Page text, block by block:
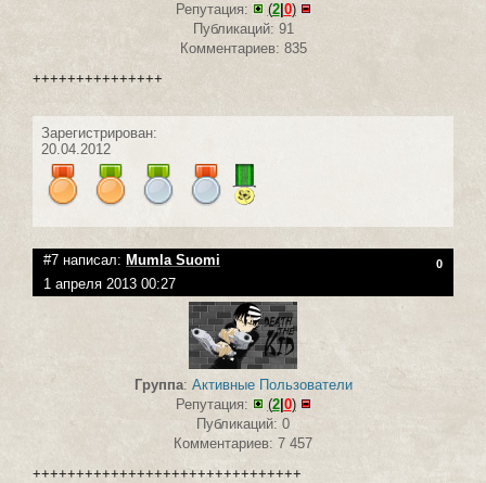
Репутация:
(2| 0)
Публикаций: 91
Комментариев: 835
+++++++++++++++
Зарегистрирован:
20.04.2012
#7 написал: Mumla Suomi 0
1 апреля 2013 00:27
Группа: Активные Пользователи
Репутация:
(2| 0)
Публикаций: 0
Комментариев: 7 457
+++++++++++++++++++++++++++++++